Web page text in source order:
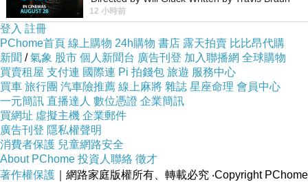
喜歡日本神社的寧靜氣氛
幫妹妹拍幾張照片
Starring Monica Barbaro
12 小時前
登入 註冊
PChome首頁 線上購物 24h購物 書店 露天拍賣 比比昂代購
新聞 /氣象 股市 個人新聞台 廣告刊登 加入聯播網 全球購物
買賣租屋 支付連 國際連 Pi 拍錢包 旅遊 服務中心
買車 旅行團 汽車險推薦 線上麻將 雜誌 星座命理 會員中心
一元簡訊 直播達人 數位憑證 企業簡訊
買網址 虛擬主機 企業郵件
廣告刊登 隱私權聲明
消費者保護 兒童網路安全
About PChome 投資人聯絡 徵才
著作權保護 ｜網路家庭版權所有、轉載必究 ‧Copyright PChome